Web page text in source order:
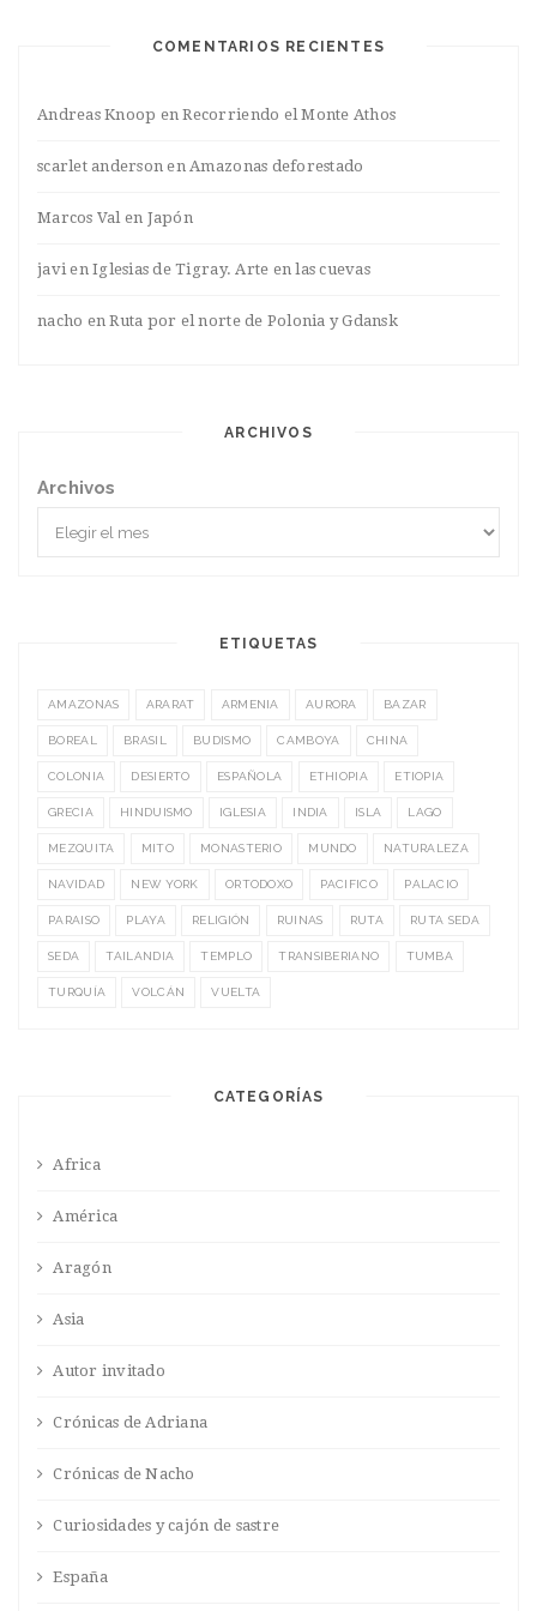
COMENTARIOS RECIENTES
Andreas Knoop enRecorriendo el Monte Athos
scarlet anderson enAmazonas deforestado
Marcos Valen Japón
javienIglesias de Tigray. Arte en las cuevas
nacho enRuta por el norte de Polonia y Gdansk
ARCHIVOS
Archivos
ETIQUETAS
AMAZONAS ARARAT ARMENIA AURORA BAZAR
BOREAL BRASIL BUDISMO CAMBOYA CHINA
COLONIA DESIERTO ESPAÑOLA ETHIOPIA ETIOPIA
GRECIA HINDUISMO IGLESIA INDIA ISLA LAGO
MEZQUITA MITO MONASTERIO MUNDO NATURALEZA
NAVIDAD NEW YORK ORTODOXO PACIFICO PALACIO
PARAISO PLAYA RELIGIÓN RUINAS RUTA RUTA SEDA
SEDA TAILANDIA TEMPLO TRANSIBERIANO TUMBA
TURQUÍA VOLCÁN VUELTA
CATEGORÍAS
Africa
América
Aragón
Asia
Autor invitado
Crónicas de Adriana
Crónicas de Nacho
Curiosidades y cajón de sastre
España